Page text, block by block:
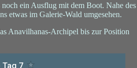
noch ein Ausflug mit dem Boot. Nahe des
etwas im Galerie-Wald umgesehen.
Anavilhanas-Archipel bis zur Position